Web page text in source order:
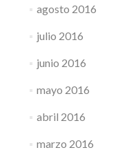
agosto 2016
julio 2016
junio 2016
mayo 2016
abril 2016
marzo 2016